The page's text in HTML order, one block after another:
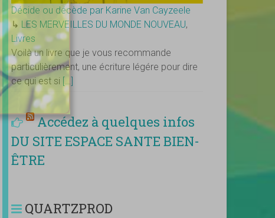
Décide ou décède par Karine Van Cayzeele
↳ LES MERVEILLES DU MONDE NOUVEAU,
Livres
Voilà un livre que je vous recommande
particulièrement, une écriture légére pour dire
ce qui est si […]
Accédez à quelques infos
DU SITE ESPACE SANTE BIEN-
ÊTRE
QUARTZPROD